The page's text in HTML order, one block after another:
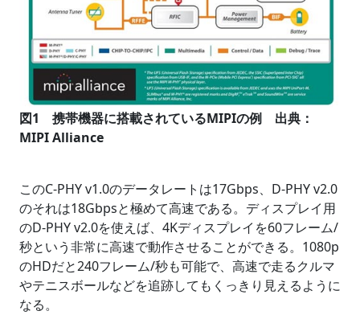
図1 携帯機器に搭載されているMIPIの例 出典：
MIPI Alliance
このC-PHY v1.0のデータレートは17Gbps、D-PHY v2.0
のそれは18Gbpsと極めて高速である。ディスプレイ用
のD-PHY v2.0を使えば、4Kディスプレイを60フレーム/
秒という非常に高速で動作させることができる。1080p
のHDだと240フレーム/秒も可能で、高速で走るクルマ
やテニスボールなどを追跡してもくっきり見えるように
なる。